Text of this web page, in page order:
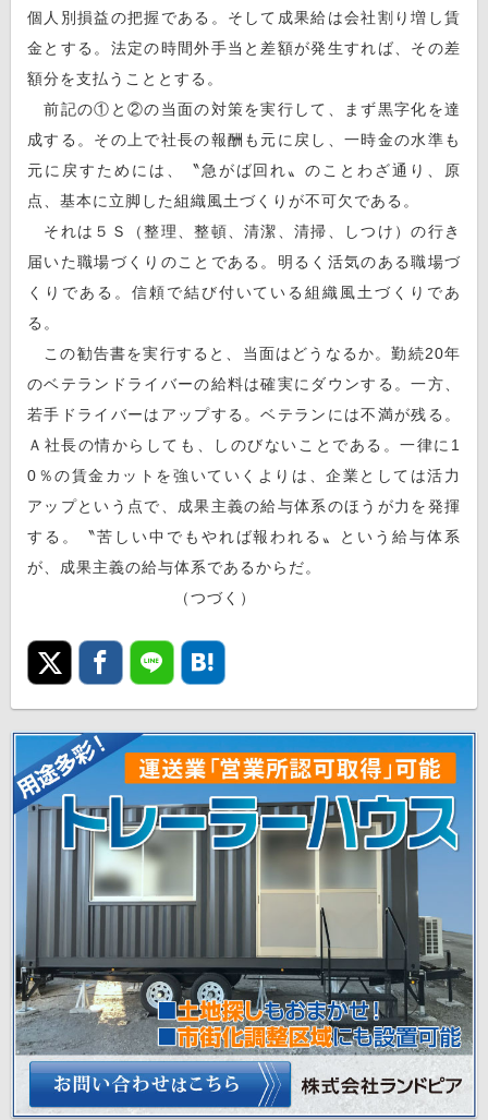
個人別損益の把握である。そして成果給は会社割り増し賃
金とする。法定の時間外手当と差額が発生すれば、その差
額分を支払うこととする。
前記の①と②の当面の対策を実行して、まず黒字化を達
成する。その上で社長の報酬も元に戻し、一時金の水準も
元に戻すためには、〝急がば回れ〟のことわざ通り、原
点、基本に立脚した組織風土づくりが不可欠である。
それは５Ｓ（整理、整頓、清潔、清掃、しつけ）の行き
届いた職場づくりのことである。明るく活気のある職場づ
くりである。信頼で結び付いている組織風土づくりであ
る。
この勧告書を実行すると、当面はどうなるか。勤続20年
のベテランドライバーの給料は確実にダウンする。一方、
若手ドライバーはアップする。ベテランには不満が残る。
Ａ社長の情からしても、しのびないことである。一律に1
0％の賃金カットを強いていくよりは、企業としては活力
アップという点で、成果主義の給与体系のほうが力を発揮
する。〝苦しい中でもやれば報われる〟という給与体系
が、成果主義の給与体系であるからだ。
（つづく）